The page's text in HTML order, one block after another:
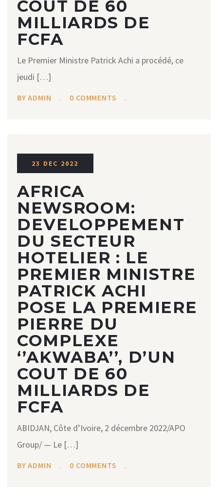
COUT DE 60
MILLIARDS DE
FCFA
Le Premier Ministre Patrick Achi a procédé, ce
jeudi […]
BY ADMIN 0 COMMENTS
23 DEC 2022
AFRICA
NEWSROOM:
DEVELOPPEMENT
DU SECTEUR
HOTELIER : LE
PREMIER MINISTRE
PATRICK ACHI
POSE LA PREMIERE
PIERRE DU
COMPLEXE
‘’AKWABA’’, D’UN
COUT DE 60
MILLIARDS DE
FCFA
ABIDJAN, Côte d’Ivoire, 2 décembre 2022/APO
Group/ — Le […]
BY ADMIN 0 COMMENTS